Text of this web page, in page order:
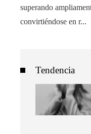
superando
convirtiéndose en r...
Tendencia